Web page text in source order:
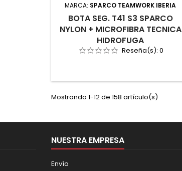
MARCA: SPARCO TEAMWORK IBERIA
BOTA SEG. T41 S3 SPARCO
NYLON + MICROFIBRA TECNICA
HIDROFUGA
Reseña(s):0
Mostrando 1-12 de 158 artículo(s)
NUESTRA EMPRESA
Envío